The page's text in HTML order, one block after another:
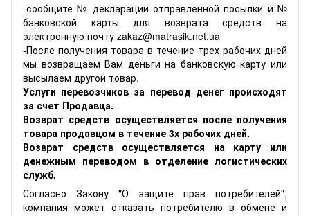
-сообщите № декларации отправленной посылки и №
банковской карты для возврата средств на
электронную почту zakaz@matrasik.net.ua
-После получения товара в течение трех рабочих дней
мы возвращаем Вам деньги на банковскую карту или
высылаем другой товар.
Услуги перевозчиков за перевод денег происходят
за счет Продавца.
Возврат средств осуществляется после получения
товара продавцом в течение 3х рабочих дней.
Возврат средств осуществляется на карту или
денежным переводом в отделение логистических
служб.
Согласно Закону "О защите прав потребителей",
компания может отказать потребителю в обмене и